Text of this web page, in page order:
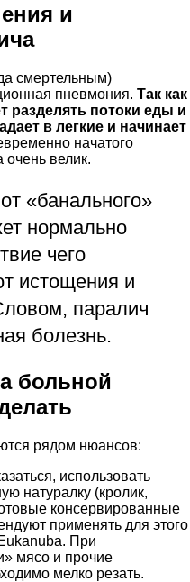
и
смертельным)
пневмония. Так как
разделять потоки еды и
в легкие и начинает
начатого
очень велик.
«банального»
нормально
чего
истощения и
паралич
болезнь.
больной
рядом нюансов:
использовать
натуралку (кролик,
консервированные
применять для этого
При
мясо и прочие
мелко резать.